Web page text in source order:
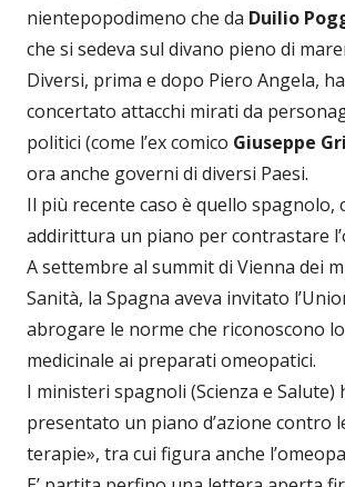
nientepopodimeno che da Duilio
che si sedeva sul divano pieno di
Diversi, prima e dopo Piero Angela,
concertato attacchi mirati da
politici (come l’ex comico Giuseppe
ora anche governi di diversi Paesi.
Il più recente caso è quello spagnolo,
addirittura un piano per contrastare
A settembre al summit di Vienna dei
Sanità, la Spagna aveva invitato
abrogare le norme che riconoscono
medicinale ai preparati omeopatici.
I ministeri spagnoli (Scienza e Salute)
presentato un piano d’azione contro
terapie», tra cui figura anche